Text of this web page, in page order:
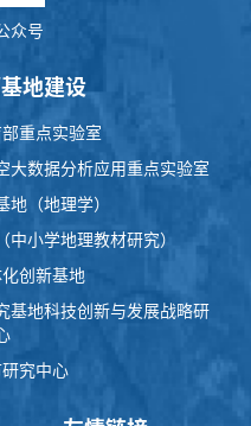
众号
地建设
重点实验室
大数据分析应用重点实验室
地（地理学）
中小学地理教材研究）
创新基地
基地科技创新与发展战略研
究中心